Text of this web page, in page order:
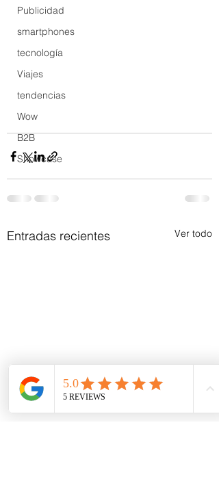
Publicidad
smartphones
tecnología
Viajes
tendencias
Wow
B2B
Showcase
Entradas recientes Ver todo